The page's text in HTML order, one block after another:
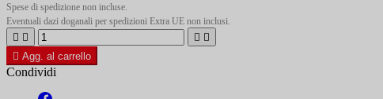
Spese di spedizione non incluse.
Eventuali dazi doganali per spedizioni Extra UE non inclusi.
   
 Agg. al carrello
Condividi